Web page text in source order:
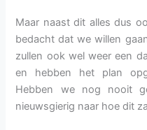
Maar naast dit alles dus
bedacht dat we willen
zullen ook wel weer een
en hebben het plan
Hebben we nog nooit
nieuwsgierig naar hoe dit